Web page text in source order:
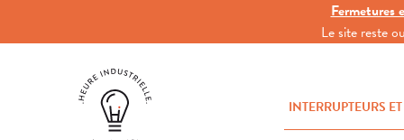
Fermetures
Le site reste
INTERRUPTEURS